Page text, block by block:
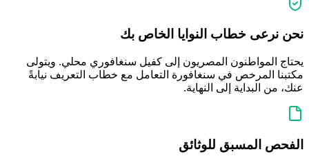
نحن نرعى خطاب النوايا الخاص بك
يحتاج المواطنون المصريون إلى كفيل سنغافوري محلي. ويتولى
مكتبنا المرخص في سنغافورة التعامل مع خطاب التعريف نيابةً
عنك، من البداية إلى النهاية.
الفحص المسبق للوثائق